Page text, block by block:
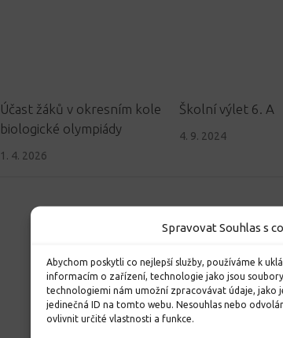
Spravovat Souhlas s
Abychom poskytli co nejlepší služby, používáme k
informacím o zařízení, technologie jako jsou
technologiemi nám umožní zpracovávat údaje, jako
jedinečná ID na tomto webu. Nesouhlas nebo
ovlivnit určité vlastnosti a funkce.
Účast žáků v okresním kole
biologické olympiády
1. 4. 2026
Školní výlet 6. A
4. 9. 2024